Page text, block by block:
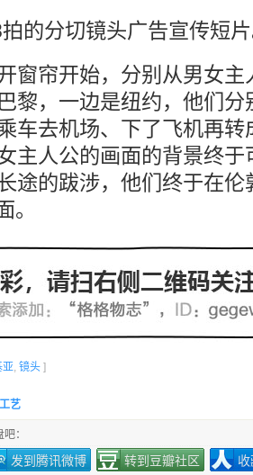
的分切镜头广告宣传短片
窗帘开始，分别从男女
黎，一边是纽约，他们
车去机场、下了飞机再
主人公的画面的背景终
的跋涉，他们终于在伦
。
亚, 镜头 ]
艺
：
发到腾讯微博 转到豆瓣社区